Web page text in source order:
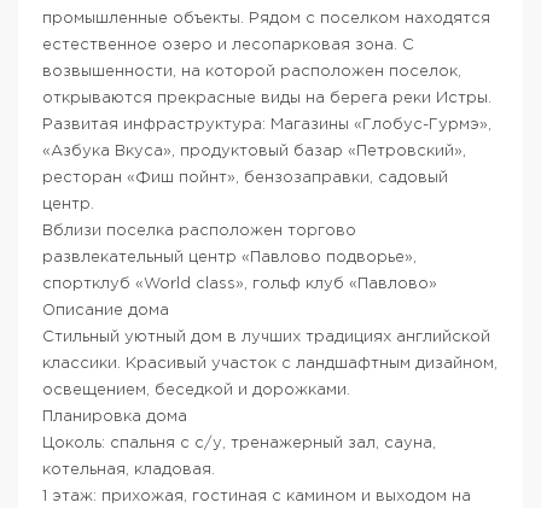
промышленные объекты. Рядом с поселком находятся
естественное озеро и лесопарковая зона. С
возвышенности, на которой расположен поселок,
открываются прекрасные виды на берега реки Истры.
Развитая инфраструктура: Магазины «Глобус-Гурмэ»,
«Азбука Вкуса», продуктовый базар «Петровский»,
ресторан «Фиш пойнт», бензозаправки, садовый
центр.
Вблизи поселка расположен торгово
развлекательный центр «Павлово подворье»,
спортклуб «World class», гольф клуб «Павлово»
Описание дома
Стильный уютный дом в лучших традициях английской
классики. Красивый участок с ландшафтным дизайном,
освещением, беседкой и дорожками.
Планировка дома
Цоколь: спальня с с/у, тренажерный зал, сауна,
котельная, кладовая.
1 этаж: прихожая, гостиная с камином и выходом на